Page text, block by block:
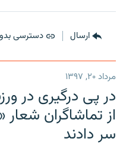
ارسال دسترسی
مرداد ۲۰, ۱۳۹۷
در پی درگیری در
از تماشاگران شعار
سر دادند